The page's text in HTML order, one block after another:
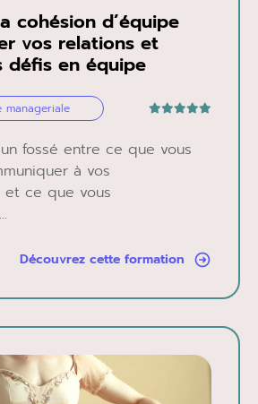
cohésion d’équipe
vos relations et
défis en équipe
manageriale
fossé entre ce que vous
à vos
et ce que vous
Découvrez cette formation